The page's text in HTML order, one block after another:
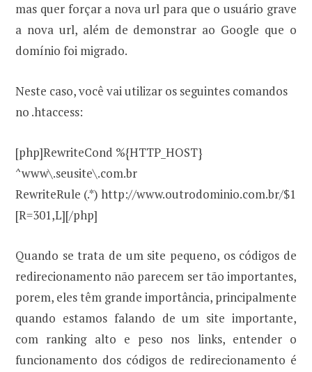
mas quer forçar a nova url para que o usuário grave
a nova url, além de demonstrar ao Google que o
domínio foi migrado.
Neste caso, você vai utilizar os seguintes comandos
no .htaccess:
[php]RewriteCond %{HTTP_HOST}
^www\.seusite\.com.br
RewriteRule (.*) http://www.outrodominio.com.br/$1
[R=301,L][/php]
Quando se trata de um site pequeno, os códigos de
redirecionamento não parecem ser tão importantes,
porem, eles têm grande importância, principalmente
quando estamos falando de um site importante,
com ranking alto e peso nos links, entender o
funcionamento dos códigos de redirecionamento é